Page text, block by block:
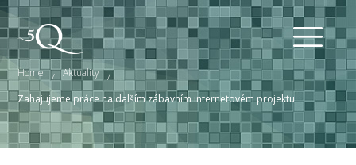
Home / Aktuality /
Zahajujeme práce na dalším zábavním internetovém projektu